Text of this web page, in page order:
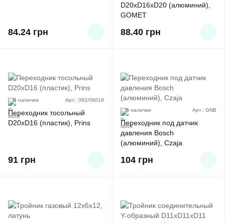
84.24 грн
D20xD16xD20 (алюминий),
GOMET
88.40 грн
В наличии Арт.: 082/08018
Переходник тосольный
D20xD16 (пластик), Prins
91 грн
В наличии Арт.: GNB
Переходник под датчик
давления Bosch
(алюминий), Czaja
104 грн